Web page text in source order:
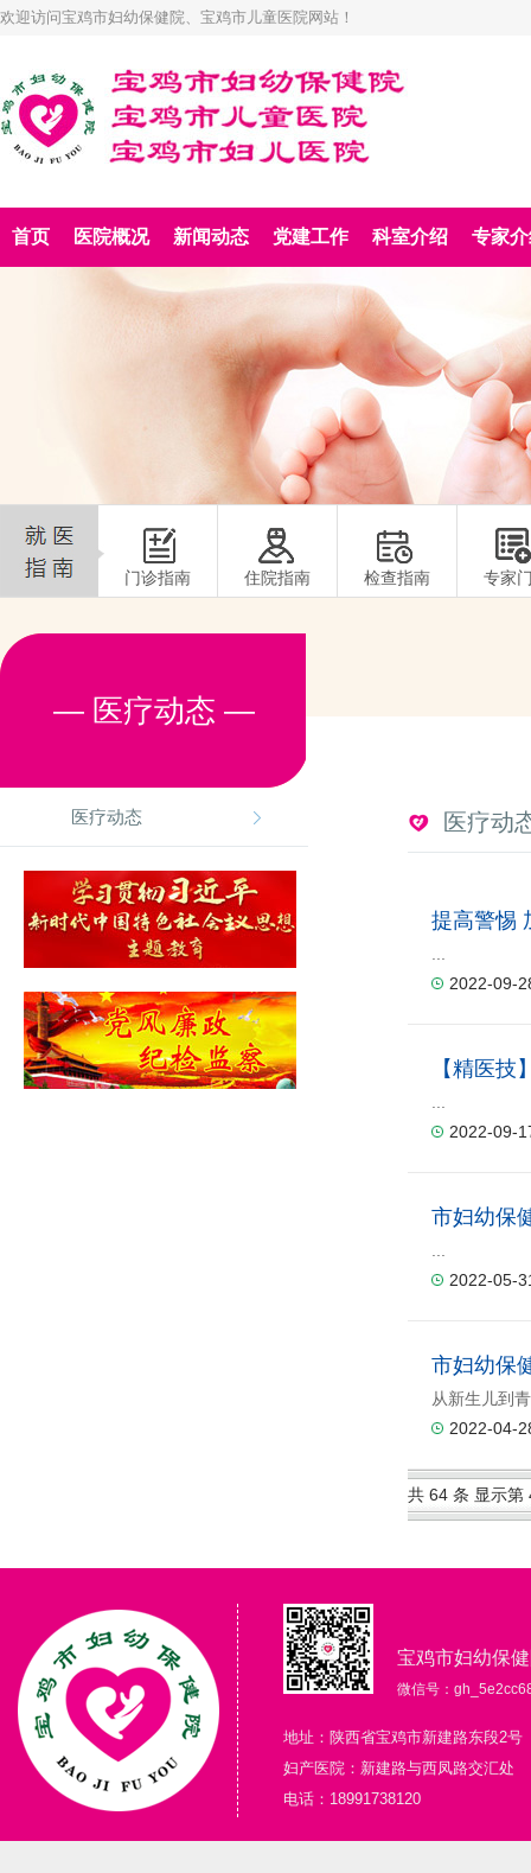
欢迎访问宝鸡市妇幼保健院、宝鸡市儿童医院网站！
首页 医院概况 新闻动态 党建工作 科室介绍 专家
门诊指南 住院指南 检查指南 专家
— 医疗动态 —
医疗动态 医疗动
提高警惕
2022-09-
【精医
2022-09-
市妇幼保
2022-05-
市妇幼保
从新生儿到
2022-04-
共 64 条 显示第
宝鸡市妇幼保
微信号：
地址：陕西省宝鸡市新建路东段2号
妇产医院：新建路与西凤路交汇处
电话：18991738120